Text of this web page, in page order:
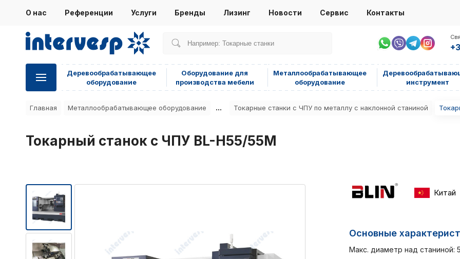
О нас Референции Услуги Бренды Лизинг Новости Сервис Контакты
Деревообрабатывающее
оборудование
Оборудование для
производства мебели
Металлообрабатывающее
оборудование
инструмент
Главная Металлообрабатывающее оборудование ... Токарные станки с ЧПУ по металлу с наклонной станиной
Токарный станок с ЧПУ BL-H55/55M
Китай
Основные
Макс. диаметр над станиной: